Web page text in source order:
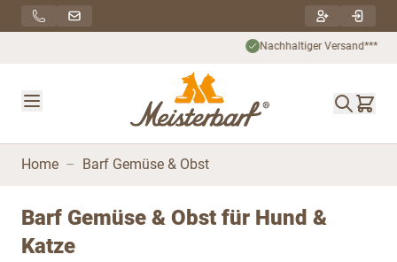
Direkt zum Inhalt
Nachhaltiger Versand***
Home – Barf Gemüse & Obst
Barf Gemüse & Obst für Hund &
Katze